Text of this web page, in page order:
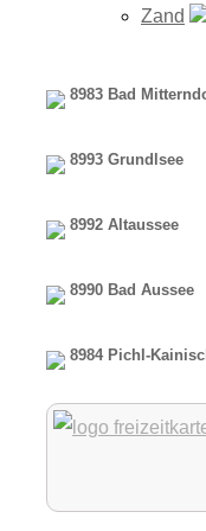
Zand
8983 Bad
8993 Grundlsee
8992 Altaussee
8990 Bad Aussee
8984 Pichl-